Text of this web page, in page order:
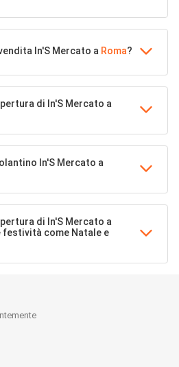
In'S Mercato a Roma?
di In'S Mercato a
In'S Mercato a
di In'S Mercato a
festività come Natale e